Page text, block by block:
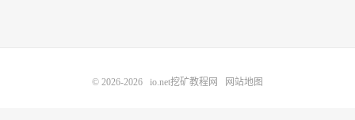
© 2026-2026 io.net挖矿教程网 网站地图